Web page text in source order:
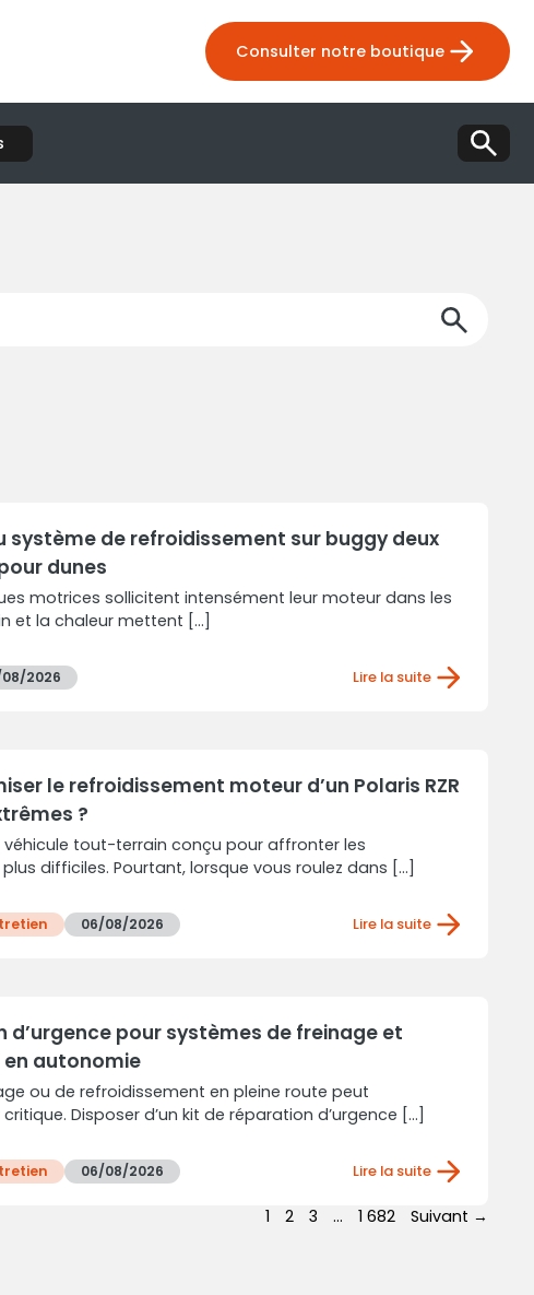
Consulter notre boutique
système de refroidissement sur buggy deux
dunes
motrices sollicitent intensément leur moteur dans les
et la chaleur mettent [...]
2026 Lire la suite
le refroidissement moteur d’un Polaris RZR
?
véhicule tout-terrain conçu pour affronter les
difficiles. Pourtant, lorsque vous roulez dans [...]
06/08/2026 Lire la suite
d’urgence pour systèmes de freinage et
autonomie
ou de refroidissement en pleine route peut
Disposer d’un kit de réparation d’urgence [...]
06/08/2026 Lire la suite
1 2 3 … 1 682 Suivant →